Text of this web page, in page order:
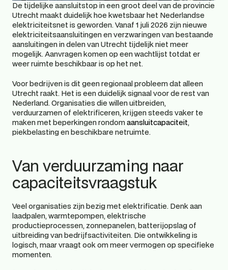
De tijdelijke aansluitstop in een groot deel van de provincie
Utrecht maakt duidelijk hoe kwetsbaar het Nederlandse
elektriciteitsnet is geworden. Vanaf 1 juli 2026 zijn nieuwe
elektriciteitsaansluitingen en verzwaringen van bestaande
aansluitingen in delen van Utrecht tijdelijk niet meer
mogelijk. Aanvragen komen op een wachtlijst totdat er
weer ruimte beschikbaar is op het net.
Voor bedrijven is dit geen regionaal probleem dat alleen
Utrecht raakt. Het is een duidelijk signaal voor de rest van
Nederland. Organisaties die willen uitbreiden,
verduurzamen of elektrificeren, krijgen steeds vaker te
maken met beperkingen rondom aansluitcapaciteit,
piekbelasting en beschikbare netruimte.
Van verduurzaming naar
capaciteitsvraagstuk
Veel organisaties zijn bezig met elektrificatie. Denk aan
laadpalen, warmtepompen, elektrische
productieprocessen, zonnepanelen, batterijopslag of
uitbreiding van bedrijfsactiviteiten. Die ontwikkeling is
logisch, maar vraagt ook om meer vermogen op specifieke
momenten.